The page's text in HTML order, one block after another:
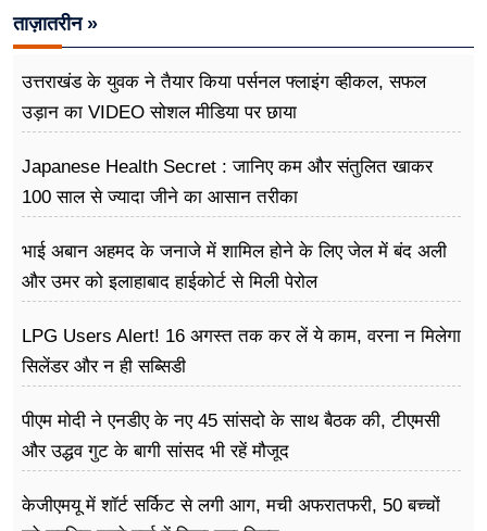
ताज़ातरीन »
उत्तराखंड के युवक ने तैयार किया पर्सनल फ्लाइंग व्हीकल, सफल
उड़ान का VIDEO सोशल मीडिया पर छाया
Japanese Health Secret : जानिए कम और संतुलित खाकर
100 साल से ज्यादा जीने का आसान तरीका
भाई अबान अहमद के जनाजे में शामिल होने के लिए जेल में बंद अली
और उमर को इलाहाबाद हाईकोर्ट से मिली पेरोल
LPG Users Alert! 16 अगस्त तक कर लें ये काम, वरना न मिलेगा
सिलेंडर और न ही सब्सिडी
पीएम मोदी ने एनडीए के नए 45 सांसदो के साथ बैठक की, टीएमसी
और उद्धव गुट के बागी सांसद भी रहें मौजूद
केजीएमयू में शॉर्ट सर्किट से लगी आग, मची अफरातफरी, 50 बच्चों